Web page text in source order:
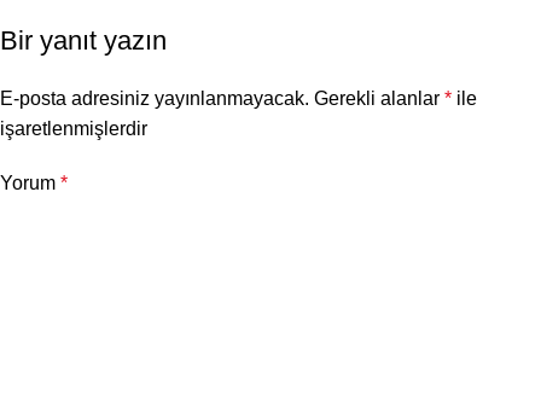
Bir yanıt yazın
E-posta adresiniz yayınlanmayacak. Gerekli alanlar * ile
işaretlenmişlerdir
Yorum *